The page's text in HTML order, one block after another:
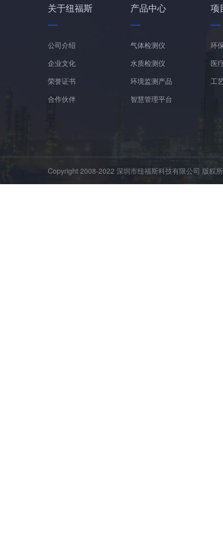
关于纽福斯
公司介绍
企业文化
荣誉证书
合作伙伴
产品中心
气体检测仪
水质检测仪
环境监测产品
智慧管理平台
项
环
医
工
Copyright 2008-2022 深圳市纽福斯科技有限公司 版